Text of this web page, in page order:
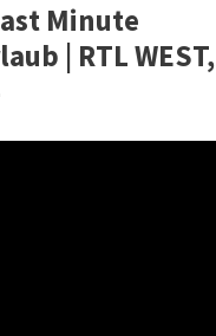
Minute
| RTL WEST,